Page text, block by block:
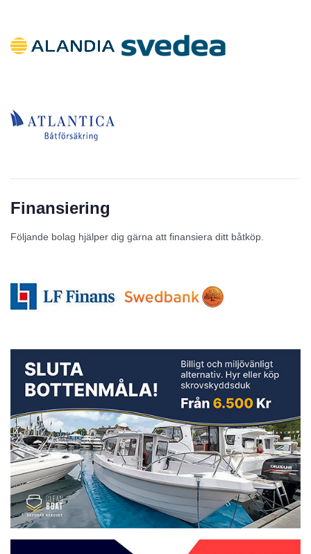
Finansiering
Följande bolag hjälper dig gärna att finansiera ditt båtköp.